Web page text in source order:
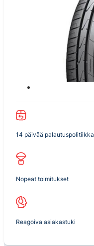
14 päivää palautuspolitiikka
Nopeat toimitukset
Reagoiva asiakastuki